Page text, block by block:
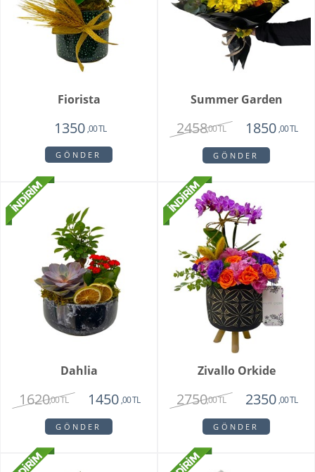
Fiorista
1350 ,00 TL
GÖNDER
Summer Garden
2458,00 TL 1850 ,00 TL
GÖNDER
Dahlia
1620,00 TL 1450,00 TL
GÖNDER
Zivallo Orkide
2750,00 TL 2350,00 TL
GÖNDER